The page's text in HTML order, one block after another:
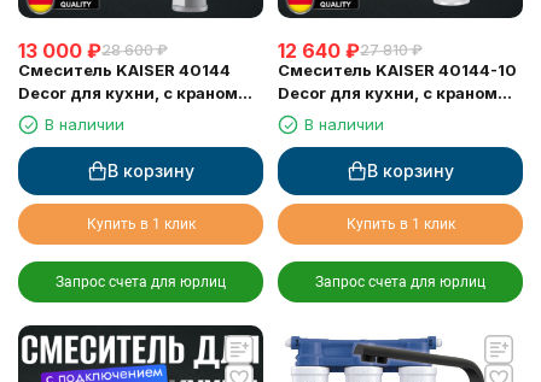
13 000 ₽28 600 ₽
Смеситель KAISER 40144
Decor для кухни, с краном
для питьевой воды, Хром
В наличии
В корзину
Купить в 1 клик
Запрос счета для юрлиц
12 640 ₽27 810 ₽
Смеситель KAISER 40144-10
Decor для кухни, с краном
для питьевой воды, белый
глянц
В наличии
В корзину
Купить в 1 клик
Запрос счета для юрлиц